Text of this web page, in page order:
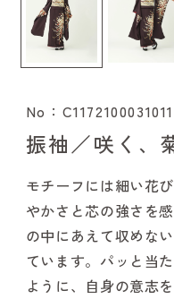
No：C1172100031011
振袖／咲く、
モチーフには細い花
やかさと芯の強さを
の中にあえて収めな
ています。パッと当
ように、自身の意志